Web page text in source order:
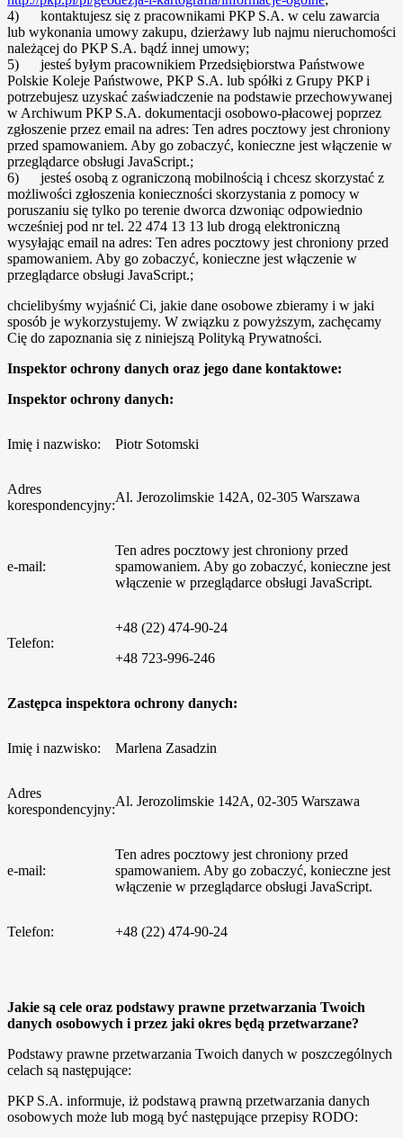
4) kontaktujesz się z pracownikami PKP S.A. w celu zawarcia
lub wykonania umowy zakupu, dzierżawy lub najmu nieruchomości
należącej do PKP S.A. bądź innej umowy;
5) jesteś byłym pracownikiem Przedsiębiorstwa Państwowe
Polskie Koleje Państwowe, PKP S.A. lub spółki z Grupy PKP i
potrzebujesz uzyskać zaświadczenie na podstawie przechowywanej
w Archiwum PKP S.A. dokumentacji osobowo-płacowej poprzez
zgłoszenie przez email na adres: Ten adres pocztowy jest chroniony
przed spamowaniem. Aby go zobaczyć, konieczne jest włączenie w
przeglądarce obsługi JavaScript.;
6) jesteś osobą z ograniczoną mobilnością i chcesz skorzystać z
możliwości zgłoszenia konieczności skorzystania z pomocy w
poruszaniu się tylko po terenie dworca dzwoniąc odpowiednio
wcześniej pod nr tel. 22 474 13 13 lub drogą elektroniczną
wysyłając email na adres: Ten adres pocztowy jest chroniony przed
spamowaniem. Aby go zobaczyć, konieczne jest włączenie w
przeglądarce obsługi JavaScript.;
chcielibyśmy wyjaśnić Ci, jakie dane osobowe zbieramy i w jaki
sposób je wykorzystujemy. W związku z powyższym, zachęcamy
Cię do zapoznania się z niniejszą Polityką Prywatności.
Inspektor ochrony danych oraz jego dane kontaktowe:
Inspektor ochrony danych:
Imię i nazwisko: Piotr Sotomski
Adres
korespondencyjny:
Al. Jerozolimskie 142A, 02-305 Warszawa
e-mail:
Ten adres pocztowy jest chroniony przed
spamowaniem. Aby go zobaczyć, konieczne jest
włączenie w przeglądarce obsługi JavaScript.
Telefon:
+48 (22) 474-90-24
+48 723-996-246
Zastępca inspektora ochrony danych:
Imię i nazwisko: Marlena Zasadzin
Adres
korespondencyjny:
Al. Jerozolimskie 142A, 02-305 Warszawa
e-mail:
Ten adres pocztowy jest chroniony przed
spamowaniem. Aby go zobaczyć, konieczne jest
włączenie w przeglądarce obsługi JavaScript.
Telefon: +48 (22) 474-90-24
Jakie są cele oraz podstawy prawne przetwarzania Twoich
danych osobowych i przez jaki okres będą przetwarzane?
Podstawy prawne przetwarzania Twoich danych w poszczególnych
celach są następujące:
PKP S.A. informuje, iż podstawą prawną przetwarzania danych
osobowych może lub mogą być następujące przepisy RODO: